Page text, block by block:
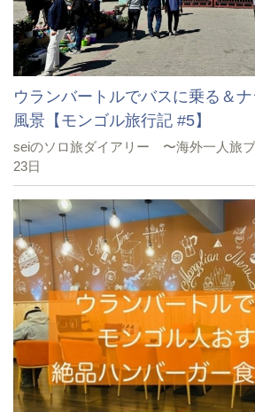
ウランバートルでバスに乗る＆
風景【モンゴル旅行記 #5】
seiのソロ旅ダイアリー 〜海外一人旅
23日